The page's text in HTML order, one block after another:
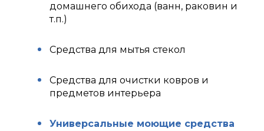
домашнего обихода (ванн, раковин и
т.п.)
Средства для мытья стекол
Средства для очистки ковров и
предметов интерьера
Универсальные моющие средства